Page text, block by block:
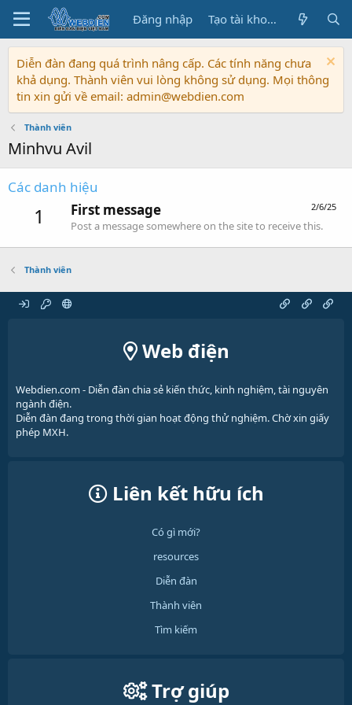
Đăng nhập Tạo tài khoản
Diễn đàn đang quá trình nâng cấp. Các tính năng chưa
khả dụng. Thành viên vui lòng không sử dụng. Mọi thông
tin xin gửi về email: admin@webdien.com
Thành viên
Minhvu Avil
Các danh hiệu
1 2/6/25
First message
Post a message somewhere on the site to receive this.
Thành viên
Web điện
Webdien.com - Diễn đàn chia sẻ kiến thức, kinh nghiệm, tài nguyên
ngành điện.
Diễn đàn đang trong thời gian hoạt động thử nghiệm. Chờ xin giấy
phép MXH.
Liên kết hữu ích
Có gì mới?
resources
Diễn đàn
Thành viên
Tìm kiếm
Trợ giúp